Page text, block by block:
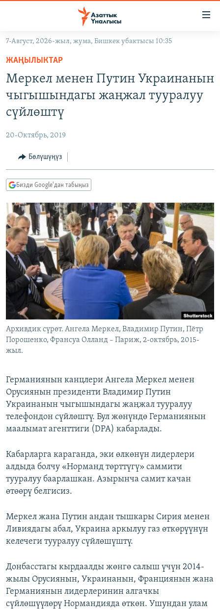
Навигацияга
өтүңүз
Издөөгө
салыңызКЫРГЫЗСТАН
САЯСАТ
МАДАНИЯТ
ДҮЙНӨ
ДҮЙНӨ
УКРАИНА
ТВ ПРОГРАММАЛАР
БҮГҮН АЗАТТЫКТА
ДАНИСТЕ
ЭЖЕ-СИҢДИЛЕР
АЗАТТЫК+
ЫҢГАЙСЫЗ СУРООЛОР
ПОДКАСТ
Русский
ОНЛАЙН ШЕРИНЕ
ЭЕ/АРнун бардык сайттары
7-Август, 2026-жыл, жума, Бишкек убактысы 10:35
ЖАҢЫЛЫКТАР
Меркел менен Путин Украинанын
чыгышындагы жаңжал тууралуу
сүйлөштү
20-Октябрь, 2019
Бөлүшүңүз
Бизди Google'дан табыңыз
Архивдик сүрөт. Ангела Меркел, Владимир Путин, Пётр
Порошенко, Франсуа Олланд – Париж, 2-октябрь, 2015-
жыл.
Германиянын канцлери Ангела Меркел менен
Орусиянын президенти Владимир Путин
Украинанын чыгышындагы жаңжал тууралуу
телефондон сүйлөштү. Бул жөнүндө Германиянын
маалымат агенттиги (DPA) кабарлады.
Кабарларга караганда, эки өлкөнүн лидерлери
алдыда болчу «Норманд төрттүгү» саммити
тууралуу баарлашкан. Азырынча самит качан
өтөөрү белгисиз.
Меркел жана Путин андан тышкары Сирия менен
Ливиядагы абал, Украина аркылуу газ өткөрүүнүн
келечеги тууралуу сүйлөшүштү.
Донбасстагы кырдаалды жөнгө салыш үчүн 2014-
жылы Орусиянын, Украинанын, Франциянын жана
Германиянын лидерлеринин алгачкы
сүйлөшүүлөрү Нормандияда өткөн. Ушундан улам